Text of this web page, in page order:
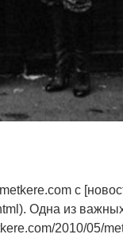
с
Одна из
2010/05/